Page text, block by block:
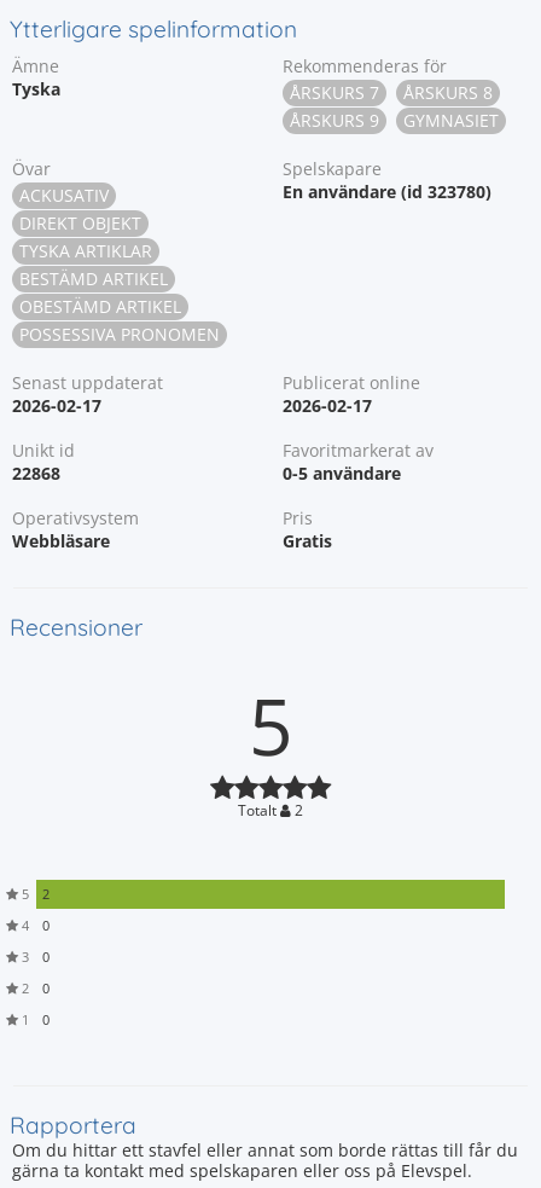
Ytterligare spelinformation
Ämne
Tyska
Rekommenderas för
ÅRSKURS 7
ÅRSKURS 8
ÅRSKURS 9
GYMNASIET
Övar
ACKUSATIV
DIREKT OBJEKT
TYSKA ARTIKLAR
BESTÄMD ARTIKEL
OBESTÄMD ARTIKEL
POSSESSIVA PRONOMEN
Spelskapare
En användare (id 323780)
Senast uppdaterat
2026-02-17
Publicerat online
2026-02-17
Unikt id
22868
Favoritmarkerat av
0-5 användare
Operativsystem
Webbläsare
Pris
Gratis
Recensioner
5
Totalt 2
5
2
4
0
3
0
2
0
1
0
Rapportera
Om du hittar ett stavfel eller annat som borde rättas till får du
gärna ta kontakt med spelskaparen eller oss på Elevspel.